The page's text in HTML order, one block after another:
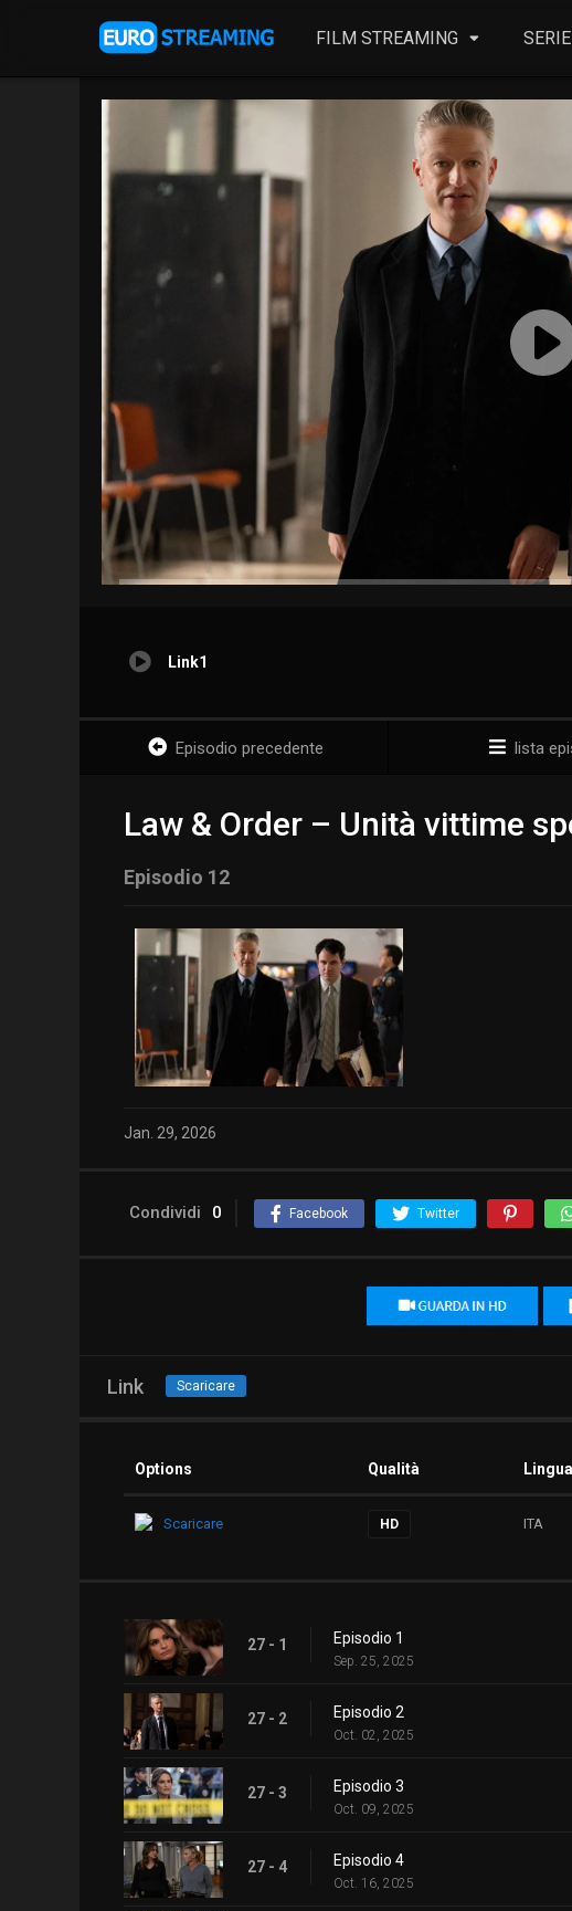
FILM STREAMING
Link1
Episodio precedente lista
Law & Order – Unità vittime
Episodio 12
Jan. 29, 2026
Condividi 0 Facebook Twitter
Link Scaricare
Options Qualità Lingua
Scaricare HD ITA
27 - 1 Episodio 1
Sep. 25, 2025
27 - 2 Episodio 2
Oct. 02, 2025
27 - 3 Episodio 3
Oct. 09, 2025
27 - 4 Episodio 4
Oct. 16, 2025